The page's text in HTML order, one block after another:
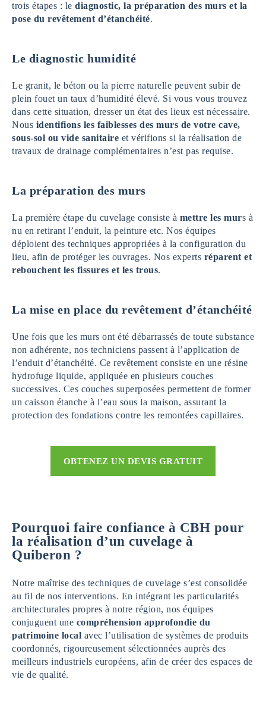
trois étapes : le diagnostic, la préparation des murs et la
pose du revêtement d’étanchéité.
Le diagnostic humidité
Le granit, le béton ou la pierre naturelle peuvent subir de
plein fouet un taux d’humidité élevé. Si vous vous trouvez
dans cette situation, dresser un état des lieux est nécessaire.
Nous identifions les faiblesses des murs de votre cave,
sous-sol ou vide sanitaire et vérifions si la réalisation de
travaux de drainage complémentaires n’est pas requise.
La préparation des murs
La première étape du cuvelage consiste à mettre les murs à
nu en retirant l’enduit, la peinture etc. Nos équipes
déploient des techniques appropriées à la configuration du
lieu, afin de protéger les ouvrages. Nos experts réparent et
rebouchent les fissures et les trous.
La mise en place du revêtement d’étanchéité
Une fois que les murs ont été débarrassés de toute substance
non adhérente, nos techniciens passent à l’application de
l’enduit d’étanchéité. Ce revêtement consiste en une résine
hydrofuge liquide, appliquée en plusieurs couches
successives. Ces couches superposées permettent de former
un caisson étanche à l’eau sous la maison, assurant la
protection des fondations contre les remontées capillaires.
OBTENEZ UN DEVIS GRATUIT
Pourquoi faire confiance à CBH pour
la réalisation d’un cuvelage à
Quiberon ?
Notre maîtrise des techniques de cuvelage s’est consolidée
au fil de nos interventions. En intégrant les particularités
architecturales propres à notre région, nos équipes
conjuguent une compréhension approfondie du
patrimoine local avec l’utilisation de systèmes de produits
coordonnés, rigoureusement sélectionnées auprès des
meilleurs industriels européens, afin de créer des espaces de
vie de qualité.